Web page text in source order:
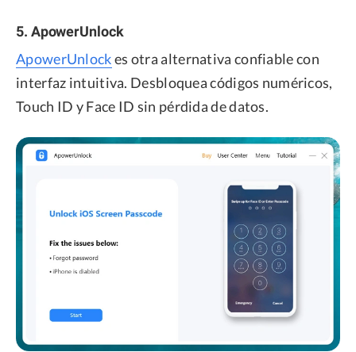
5. ApowerUnlock
ApowerUnlockes otra alternativa confiable con
interfaz intuitiva. Desbloquea códigos numéricos,
Touch ID y Face ID sin pérdida de datos.